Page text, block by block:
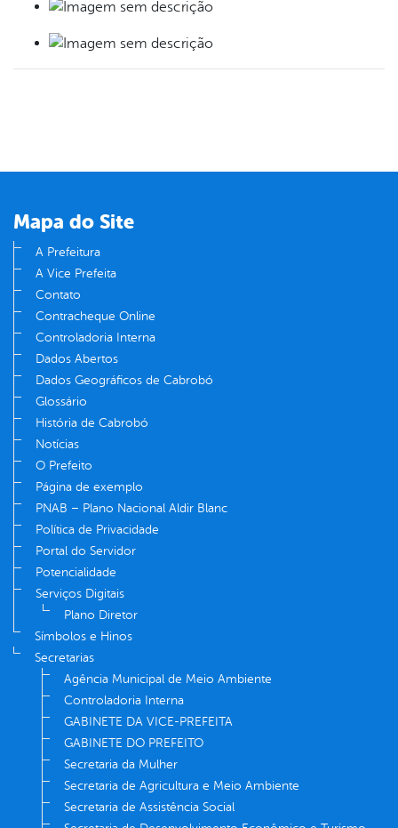
Mapa do Site
A Prefeitura
A Vice Prefeita
Contato
Contracheque Online
Controladoria Interna
Dados Abertos
Dados Geográficos de Cabrobó
Glossário
História de Cabrobó
Notícias
O Prefeito
Página de exemplo
PNAB – Plano Nacional Aldir Blanc
Política de Privacidade
Portal do Servidor
Potencialidade
Serviços Digitais
Plano Diretor
Símbolos e Hinos
Secretarias
Agência Municipal de Meio Ambiente
Controladoria Interna
GABINETE DA VICE-PREFEITA
GABINETE DO PREFEITO
Secretaria da Mulher
Secretaria de Agricultura e Meio Ambiente
Secretaria de Assistência Social